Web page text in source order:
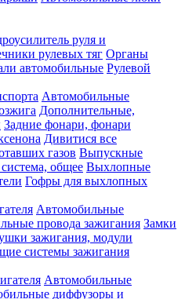
руля и
рулевых тяг Органы
автомобильные Рулевой
Автомобильные
Дополнительные,
Задние фонари, фонари
Дивитися все
газов Выпускные
общее Выхлопные
Гофры для выхлопных
Автомобильные
провода зажигания Замки
зажигания, модули
системы зажигания
Автомобильные
диффузоры и